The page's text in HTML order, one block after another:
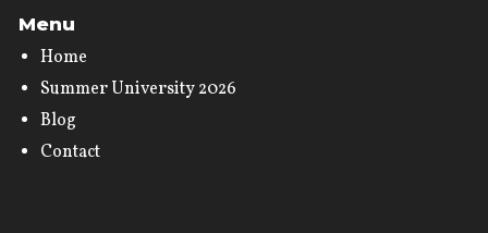
Menu
Home
Summer University 2026
Blog
Contact